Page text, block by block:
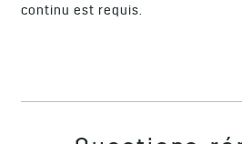
continu est requis.